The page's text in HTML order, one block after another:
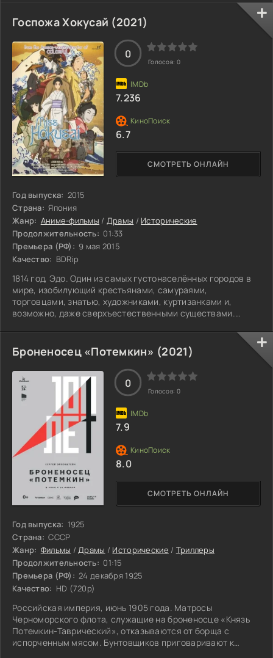
авиаконструкторов мира. На пути к успеху он не только
встретит много интересных людей, переживет Великое
землетрясение в Токио и жестокие войны, но и обретет
любовь своей жизни – прекрасную Наоко.
Госпожа Хокусай (2021)
Год выпуска: 2015
Страна: Япония
Жанр: Аниме-фильмы / Драмы / Исторические
Продолжительность: 01:33
Премьера (РФ): 9 мая 2015
Качество: BDRip
1814 год, Эдо. Один из самых густонаселённых городов в
мире, изобилующий крестьянами, самураями,
торговцами, знатью, художниками, куртизанками и,
возможно, даже сверхъестественными существами.
может гордиться клиентами со всей Японии. Каждый день
он создает неповторимые произведения искусства — от
гигантского портрета Бодхидхармы на листе бумаги
площадью 180 квадратных метров до пары воробьев на
рисовом зернышке. Вспыльчивый, чересчур
СМОТРЕТЬ ОНЛАЙН
0
Голосов: 0
7.236
6.7
Броненосец «Потемкин» (2021)
Год выпуска: 1925
Страна: СССР
Жанр: Фильмы /Драмы / Исторические / Триллеры
Продолжительность: 01:15
Премьера (РФ): 24 декабря 1925
Качество: HD (720p)
Российская империя, июнь 1905 года. Матросы
Черноморского флота, служащие на броненосце «Князь
Потемкин-Таврический», отказываются от борща с
испорченным мясом. Бунтовщиков приговаривают к
СМОТРЕТЬ ОНЛАЙН
0
Голосов: 0
7.9
8.0